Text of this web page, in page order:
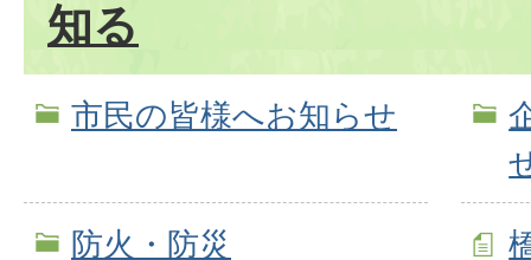
知る
市民の皆様へお知らせ
防火・防災